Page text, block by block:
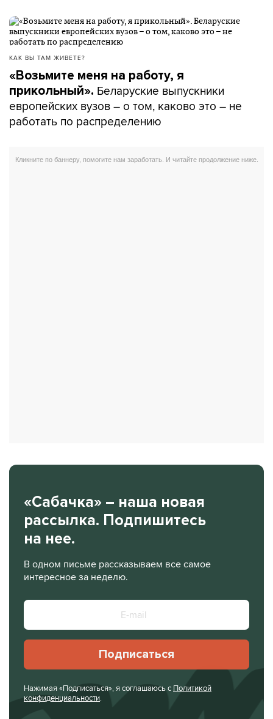
КАК ВЫ ТАМ ЖИВЕТЕ?
«Возьмите меня на работу, я
прикольный». Беларуские выпускники
европейских вузов – о том, каково это – не
работать по распределению
«Сабачка» – наша новая
рассылка. Подпишитесь
на нее.
В одном письме рассказываем все самое
интересное за неделю.
Подписаться
Нажимая «Подписаться», я соглашаюсь с Политикой
конфиденциальности.